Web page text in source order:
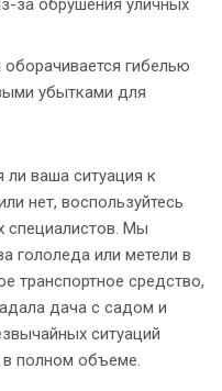
за обрушения уличных
гибелью
убытками для
ли ваша ситуация к
нет, воспользуйтесь
специалистов. Мы
гололеда или метели в
транспортное средство,
дача с садом и
ситуаций
полном объеме.